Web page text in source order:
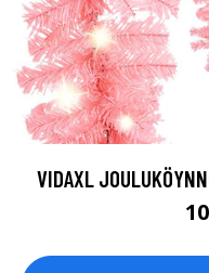
VIDAXL